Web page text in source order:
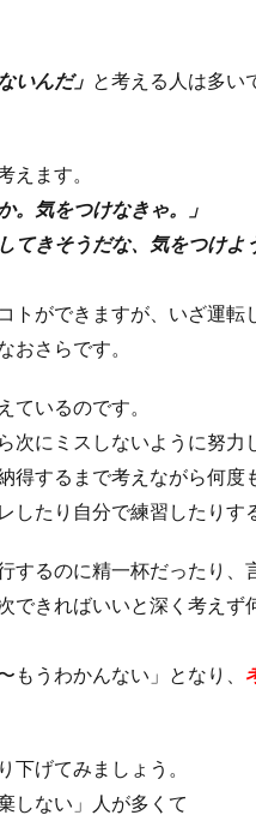
いんだ」 と考える人は多い
えます。
。気をつけなきゃ。」
てきそうだな、気をつけよ
トができますが、いざ運転
おさらです。
ているのです。
にミスしないように努力
得するまで考えながら何度
たり自分で練習したりす
するのに精一杯だったり、
できればいいと深く考えず
もうわかんない」となり、
下げてみましょう。
しない」人が多くて